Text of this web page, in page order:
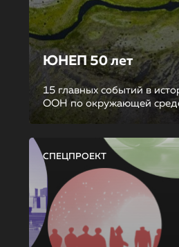
ЮНЕП 50 лет
15 главных событий в
ООН по окружающей
СПЕЦПРОЕКТ